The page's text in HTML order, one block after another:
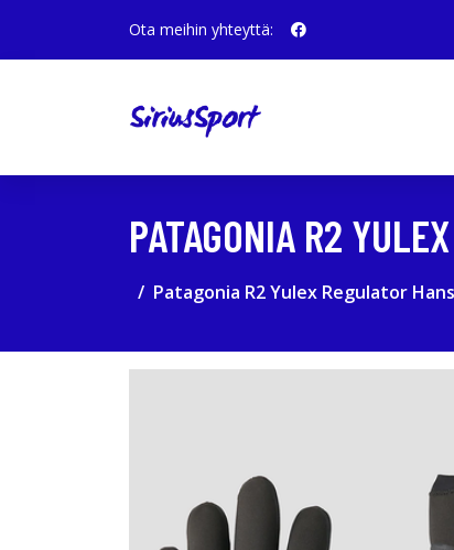
Ota meihin yhteyttä:
PATAGONIA R2
Patagonia R2 Yulex Regulator